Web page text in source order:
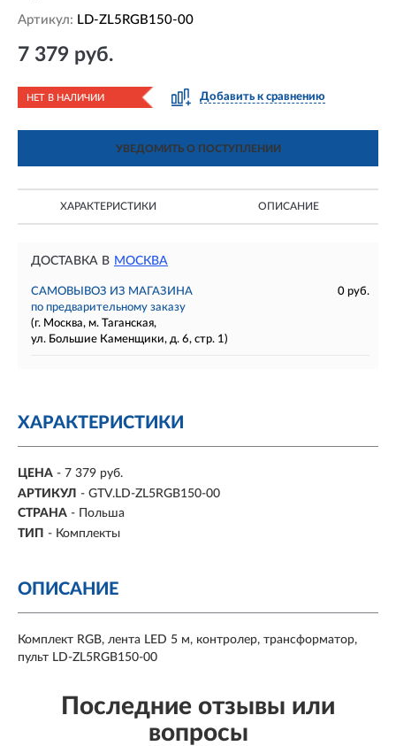
Артикул: LD-ZL5RGB150-00
7 379 руб.
НЕТ В НАЛИЧИИ Добавить к сравнению
УВЕДОМИТЬ О ПОСТУПЛЕНИИ
ХАРАКТЕРИСТИКИ ОПИСАНИЕ
ДОСТАВКА В МОСКВА
САМОВЫВОЗ ИЗ МАГАЗИНА
0 руб.
по предварительному заказу
(г. Москва, м. Таганская,
ул. Большие Каменщики, д. 6, стр. 1)
ХАРАКТЕРИСТИКИ
ЦЕНА - 7 379 руб.
АРТИКУЛ - GTV.LD-ZL5RGB150-00
СТРАНА - Польша
ТИП - Комплекты
ОПИСАНИЕ
Комплект RGB, лента LED 5 м, контролер, трансформатор,
пульт LD-ZL5RGB150-00
Последние отзывы или
вопросы